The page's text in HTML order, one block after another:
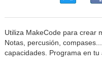
Utiliza MakeCode para crear
Notas, percusión,
capacidades. Programa en tu